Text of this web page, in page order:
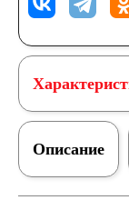
Описание